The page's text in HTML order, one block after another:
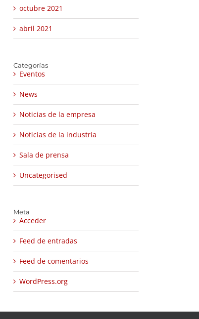
octubre 2021
abril 2021
Categorías
Eventos
News
Noticias de la empresa
Noticias de la industria
Sala de prensa
Uncategorised
Meta
Acceder
Feed de entradas
Feed de comentarios
WordPress.org